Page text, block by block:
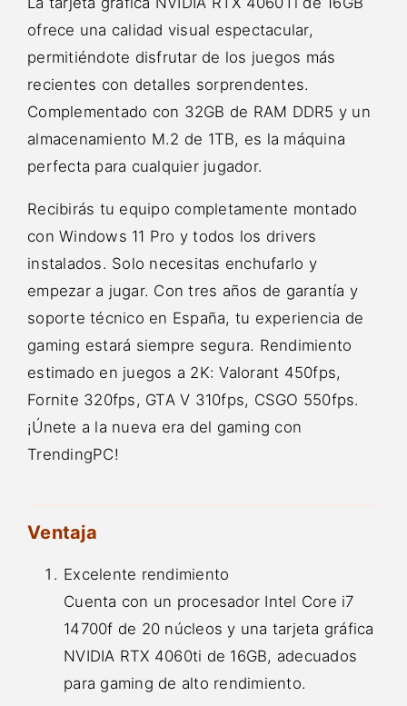
ofrece una calidad visual espectacular,
permitiéndote disfrutar de los juegos más
recientes con detalles sorprendentes.
Complementado con 32GB de RAM DDR5 y un
almacenamiento M.2 de 1TB, es la máquina
perfecta para cualquier jugador.
Recibirás tu equipo completamente montado
con Windows 11 Pro y todos los drivers
instalados. Solo necesitas enchufarlo y
empezar a jugar. Con tres años de garantía y
soporte técnico en España, tu experiencia de
gaming estará siempre segura. Rendimiento
estimado en juegos a 2K: Valorant 450fps,
Fornite 320fps, GTA V 310fps, CSGO 550fps.
¡Únete a la nueva era del gaming con
TrendingPC!
Ventaja
Excelente rendimiento
Cuenta con un procesador Intel Core i7
14700f de 20 núcleos y una tarjeta gráfica
NVIDIA RTX 4060ti de 16GB, adecuados
para gaming de alto rendimiento.